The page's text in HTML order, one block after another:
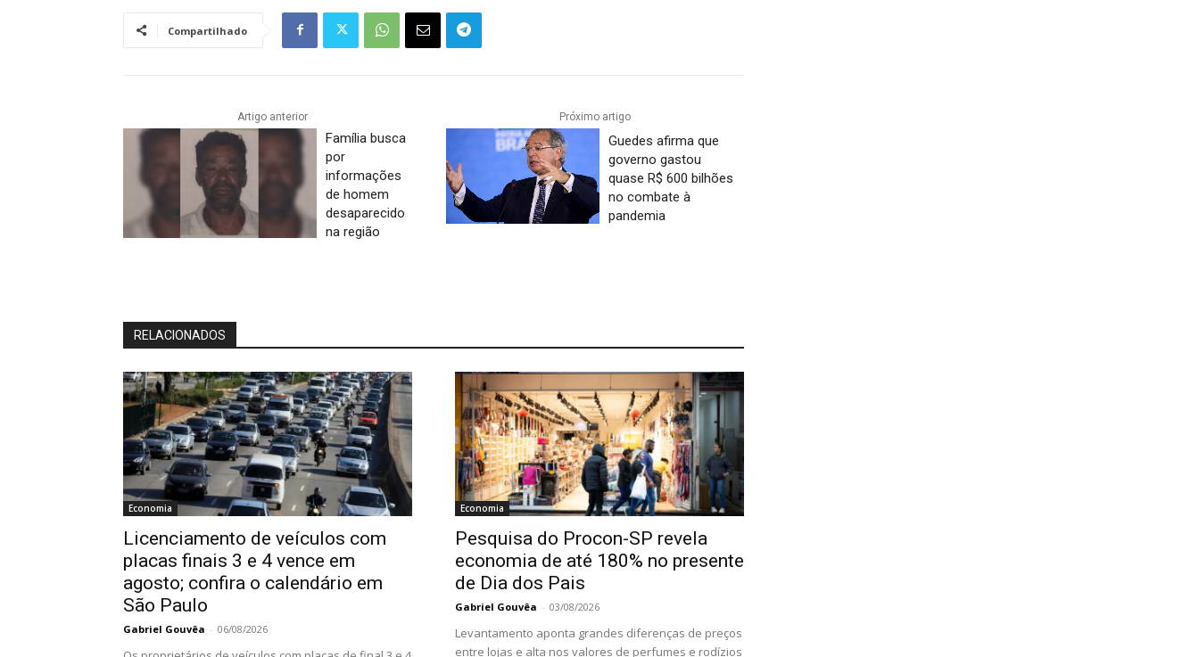
Compartilhado
Artigo anterior
Família busca
por
informações
de homem
desaparecido
na região
Próximo artigo
Guedes afirma que
governo gastou
quase R$ 600 bilhões
no combate à
pandemia
RELACIONADOS
Economia
Licenciamento de veículos com
placas finais 3 e 4 vence em
agosto; confira o calendário em
São Paulo
Gabriel Gouvêa - 06/08/2026
Economia
Pesquisa do Procon-SP revela
economia de até 180% no presente
de Dia dos Pais
Gabriel Gouvêa - 03/08/2026
Levantamento aponta grandes diferenças de preços
entre lojas e alta nos valores de perfumes e rodízios